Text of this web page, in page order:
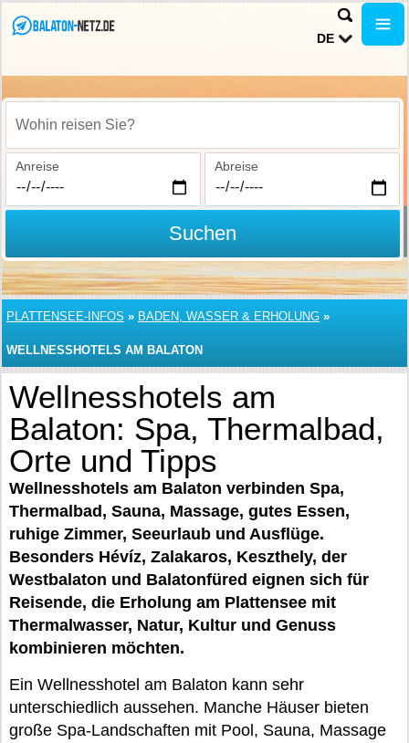
DE
Wohin reisen Sie?
Anreise Abreise
Suchen
PLATTENSEE-INFOS » BADEN, WASSER & ERHOLUNG »
WELLNESSHOTELS AM BALATON
Wellnesshotels am
Balaton: Spa, Thermalbad,
Orte und Tipps
Wellnesshotels am Balaton verbinden Spa,
Thermalbad, Sauna, Massage, gutes Essen,
ruhige Zimmer, Seeurlaub und Ausflüge.
Besonders Hévíz, Zalakaros, Keszthely, der
Westbalaton und Balatonfüred eignen sich für
Reisende, die Erholung am Plattensee mit
Thermalwasser, Natur, Kultur und Genuss
kombinieren möchten.
Ein Wellnesshotel am Balaton kann sehr
unterschiedlich aussehen. Manche Häuser bieten
große Spa-Landschaften mit Pool, Sauna, Massage